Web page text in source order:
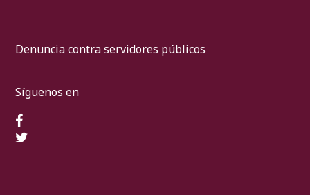
Denuncia contra servidores públicos
Síguenos en